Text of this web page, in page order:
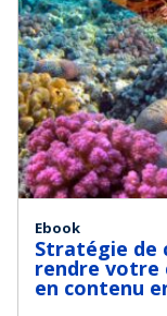
Ebook
Stratégie de
rendre votre
en contenu